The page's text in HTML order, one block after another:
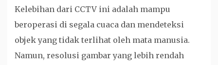
Kelebihan dari CCTV ini adalah mampu
beroperasi di segala cuaca dan mendeteksi
objek yang tidak terlihat oleh mata manusia.
Namun, resolusi gambar yang lebih rendah